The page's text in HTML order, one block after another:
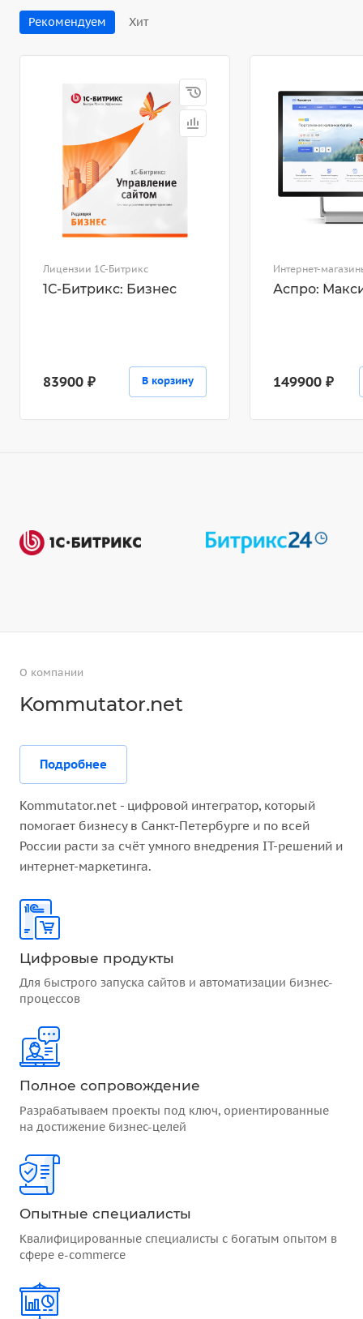
Рекомендуем Хит
Лицензии 1С-Битрикс
1С-Битрикс: Бизнес
83900 ₽ В корзину
Интернет-
Аспро:
149900 ₽
О компании
Kommutator.net
Подробнее
Kommutator.net - цифровой интегратор, который
помогает бизнесу в Санкт-Петербурге и по всей
России расти за счёт умного внедрения IT-решений и
интернет-маркетинга.
Цифровые продукты
Для быстрого запуска сайтов и автоматизации бизнес-
процессов
Полное сопровождение
Разрабатываем проекты под ключ, ориентированные
на достижение бизнес-целей
Опытные специалисты
Квалифицированные специалисты с богатым опытом в
сфере e-commerce